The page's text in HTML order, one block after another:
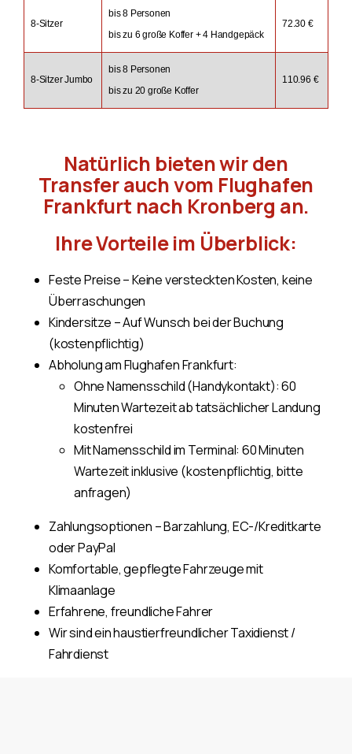
8-Sitzer
bis 8 Personen
bis zu 6 große Koffer + 4 Handgepäck
72.30 €
8-Sitzer Jumbo
bis 8 Personen
bis zu 20 große Koffer
110.96 €
Natürlich bieten wir den
Transfer auch vom Flughafen
Frankfurt nach Kronberg an.
Ihre Vorteile im Überblick:
Feste Preise – Keine versteckten Kosten, keine
Überraschungen
Kindersitze – Auf Wunsch bei der Buchung
(kostenpflichtig)
Abholung am Flughafen Frankfurt:
Ohne Namensschild (Handykontakt): 60
Minuten Wartezeit ab tatsächlicher Landung
kostenfrei
Mit Namensschild im Terminal: 60 Minuten
Wartezeit inklusive (kostenpflichtig, bitte
anfragen)
Zahlungsoptionen – Barzahlung, EC-/Kreditkarte
oder PayPal
Komfortable, gepflegte Fahrzeuge mit
Klimaanlage
Erfahrene, freundliche Fahrer
Wir sind ein haustierfreundlicher Taxidienst /
Fahrdienst